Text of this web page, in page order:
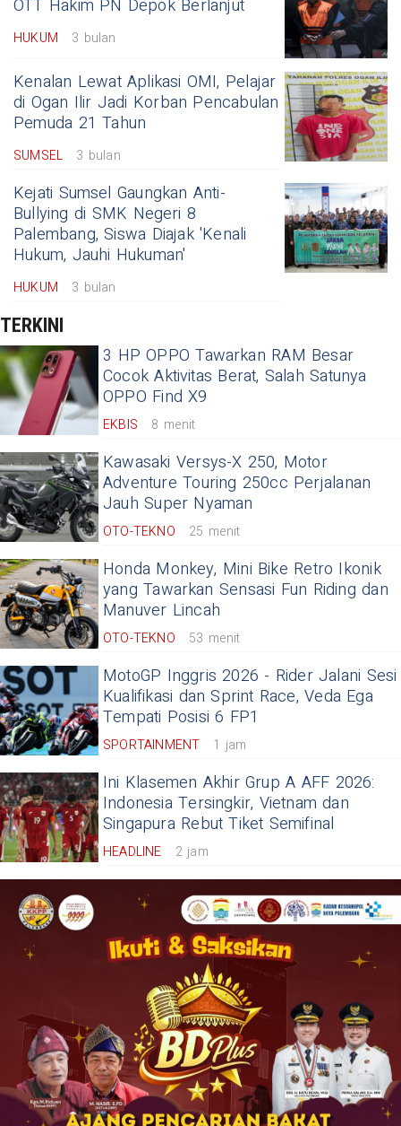
OTT Hakim PN Depok Berlanjut
HUKUM 3 bulan
Kenalan Lewat Aplikasi OMI, Pelajar
di Ogan Ilir Jadi Korban Pencabulan
Pemuda 21 Tahun
SUMSEL 3 bulan
Kejati Sumsel Gaungkan Anti-
Bullying di SMK Negeri 8
Palembang, Siswa Diajak 'Kenali
Hukum, Jauhi Hukuman'
HUKUM 3 bulan
TERKINI
3 HP OPPO Tawarkan RAM Besar
Cocok Aktivitas Berat, Salah Satunya
OPPO Find X9
EKBIS 8 menit
Kawasaki Versys-X 250, Motor
Adventure Touring 250cc Perjalanan
Jauh Super Nyaman
OTO-TEKNO 25 menit
Honda Monkey, Mini Bike Retro Ikonik
yang Tawarkan Sensasi Fun Riding dan
Manuver Lincah
OTO-TEKNO 53 menit
MotoGP Inggris 2026 - Rider Jalani Sesi
Kualifikasi dan Sprint Race, Veda Ega
Tempati Posisi 6 FP1
SPORTAINMENT 1 jam
Ini Klasemen Akhir Grup A AFF 2026:
Indonesia Tersingkir, Vietnam dan
Singapura Rebut Tiket Semifinal
HEADLINE 2 jam